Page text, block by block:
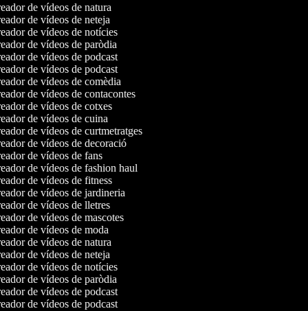
de vídeos de natura
de vídeos de neteja
de vídeos de notícies
de vídeos de paròdia
de vídeos de podcast
de vídeos de podcast
de vídeos de comèdia
de vídeos de contacontes
de vídeos de cotxes
de vídeos de cuina
de vídeos de curtmetratges
de vídeos de decoració
de vídeos de fans
de vídeos de fashion haul
de vídeos de fitness
de vídeos de jardineria
de vídeos de lletres
de vídeos de mascotes
de vídeos de moda
de vídeos de natura
de vídeos de neteja
de vídeos de notícies
de vídeos de paròdia
de vídeos de podcast
de vídeos de podcast